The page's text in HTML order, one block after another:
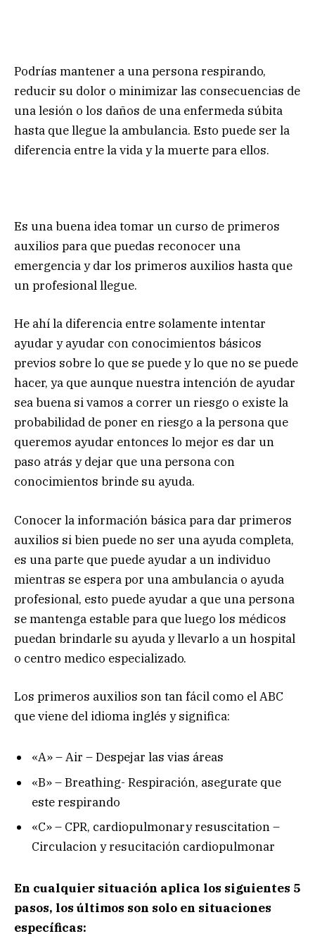
Podrías mantener a una persona respirando,
reducir su dolor o minimizar las consecuencias de
una lesión o los daños de una enfermeda súbita
hasta que llegue la ambulancia. Esto puede ser la
diferencia entre la vida y la muerte para ellos.
Es una buena idea tomar un curso de primeros
auxilios para que puedas reconocer una
emergencia y dar los primeros auxilios hasta que
un profesional llegue.
He ahí la diferencia entre solamente intentar
ayudar y ayudar con conocimientos básicos
previos sobre lo que se puede y lo que no se puede
hacer, ya que aunque nuestra intención de ayudar
sea buena si vamos a correr un riesgo o existe la
probabilidad de poner en riesgo a la persona que
queremos ayudar entonces lo mejor es dar un
paso atrás y dejar que una persona con
conocimientos brinde su ayuda.
Conocer la información básica para dar primeros
auxilios si bien puede no ser una ayuda completa,
es una parte que puede ayudar a un individuo
mientras se espera por una ambulancia o ayuda
profesional, esto puede ayudar a que una persona
se mantenga estable para que luego los médicos
puedan brindarle su ayuda y llevarlo a un hospital
o centro medico especializado.
Los primeros auxilios son tan fácil como el ABC
que viene del idioma inglés y significa:
«A» – Air – Despejar las vias áreas
«B» – Breathing- Respiración, asegurate que
este respirando
«C» – CPR, cardiopulmonary resuscitation –
Circulacion y resucitación cardiopulmonar
En cualquier situación aplica los siguientes 5
pasos, los últimos son solo en situaciones
específicas: